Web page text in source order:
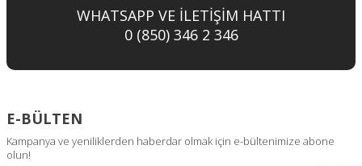
WHATSAPP VE İLETİŞİM HATTI
0 (850) 346 2 346
E-BÜLTEN
Kampanya ve yeniliklerden haberdar olmak için e-bültenimize abone
olun!